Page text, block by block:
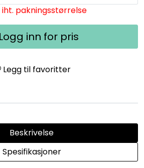
pakningsstørrelse
Logg inn for pris
Legg til favoritter
Beskrivelse
Spesifikasjoner